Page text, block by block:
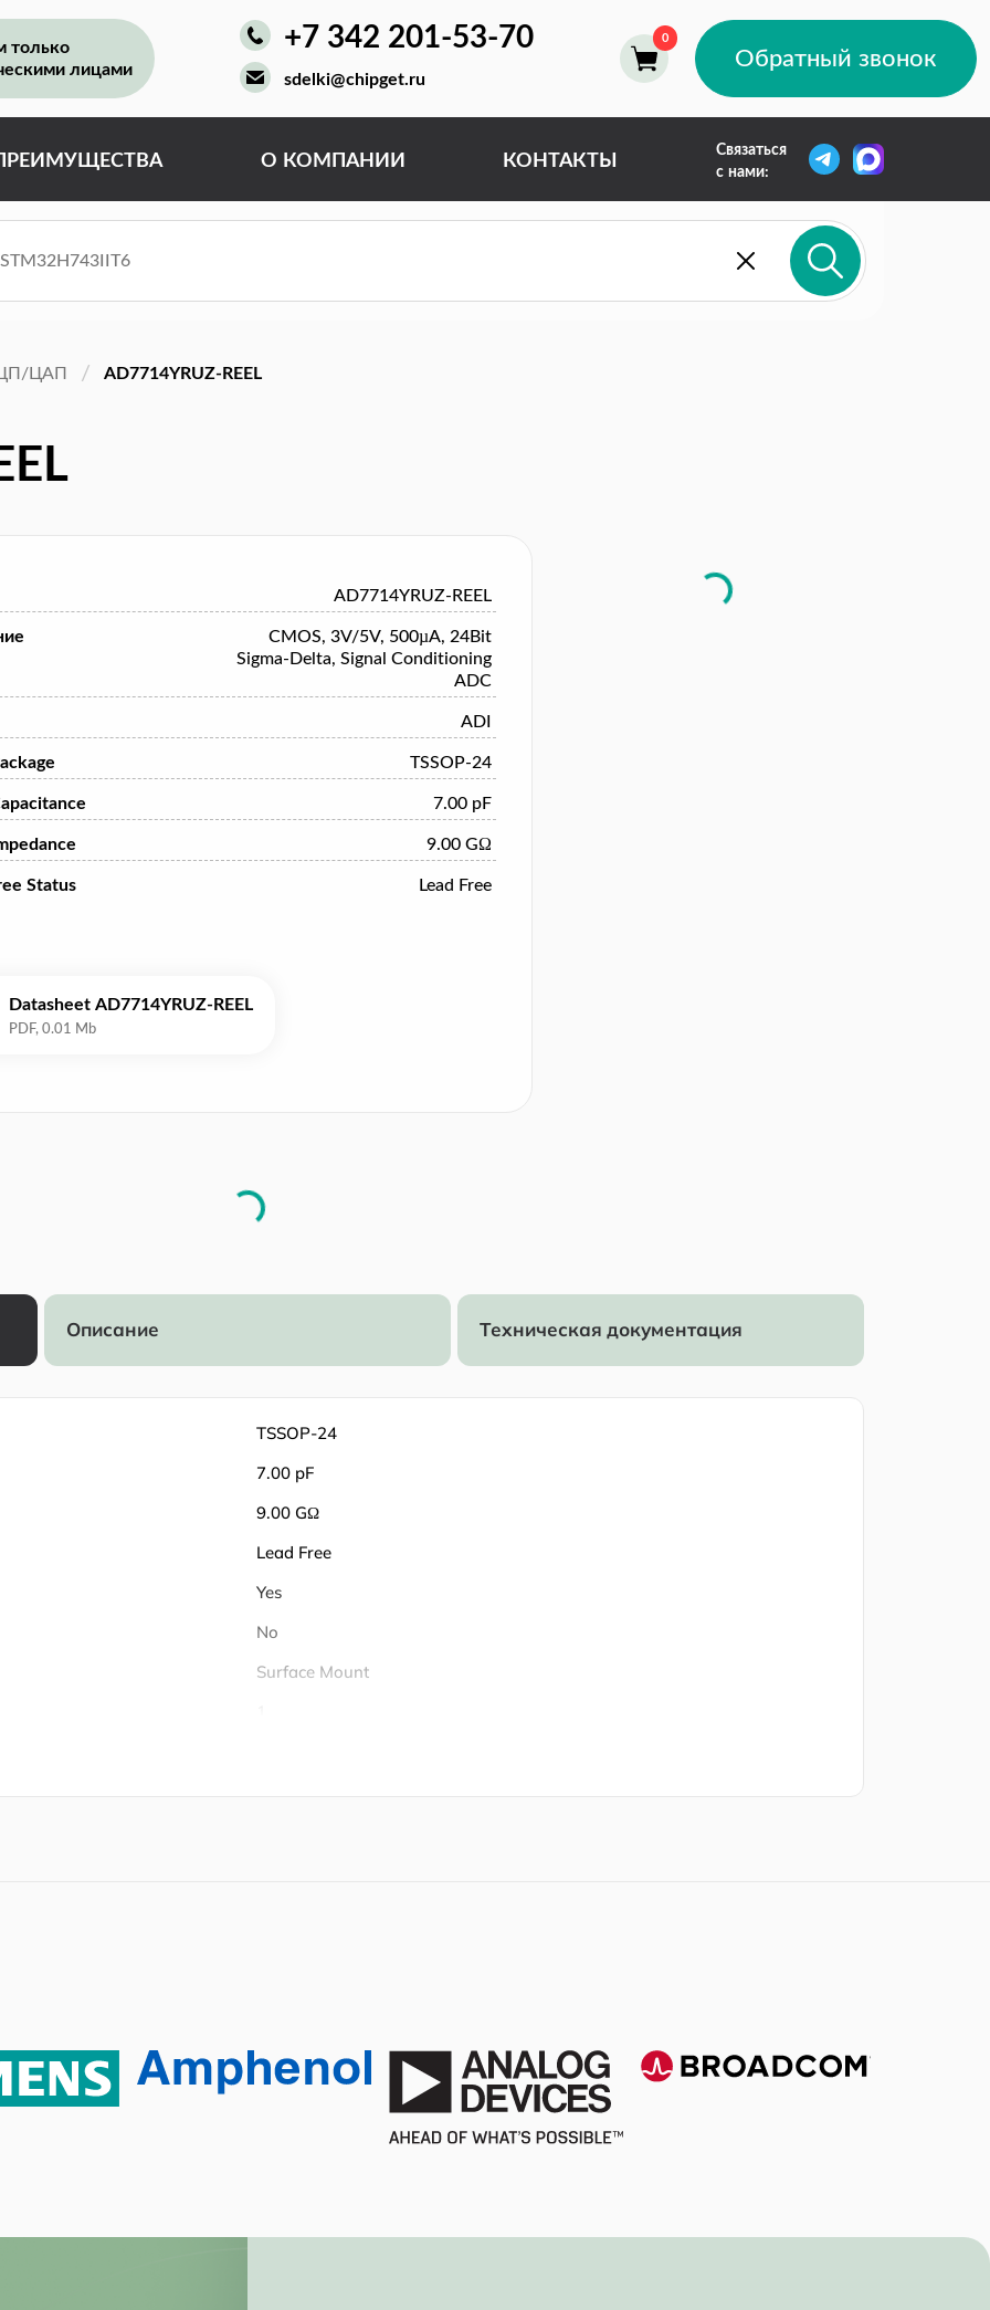
только
лицами
+7 342 201-53-70
sdelki@chipget.ru
Обратный звонок
О КОМПАНИИ КОНТАКТЫ
Связаться
с нами:
ЦАП AD7714YRUZ-REEL
AD7714YRUZ-REEL
CMOS, 3V/5V, 500µA, 24Bit
Sigma-Delta, Signal Conditioning
ADC
ADI
TSSOP-24
7.00 pF
9.00 GΩ
Status Lead Free
Datasheet AD7714YRUZ-REEL
Описание Техническая документация
TSSOP-24
7.00 pF
9.00 GΩ
Lead Free
Yes
No
Surface Mount
Tape & Reel (TR)